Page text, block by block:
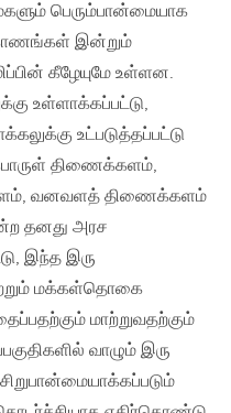
பெரும்பான்மையாக
இன்றும்
கீழேயுமே உள்ளன.
உள்ளாக்கப்பட்டு,
உட்படுத்தப்பட்டு
திணைக்களம்,
வனவளத் திணைக்களம்
தனது அரச
இந்த இரு
மக்கள்தொகை
மாற்றுவதற்கும்
வாழும் இரு